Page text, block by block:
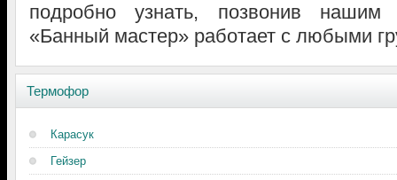
подробно узнать, позвонив
«Банный мастер» работает с любыми
Термофор
Карасук
Гейзер